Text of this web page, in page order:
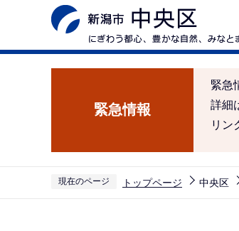
ペ
緊急情報
緊急
詳細
リン
現在のページ トップページ 中央区